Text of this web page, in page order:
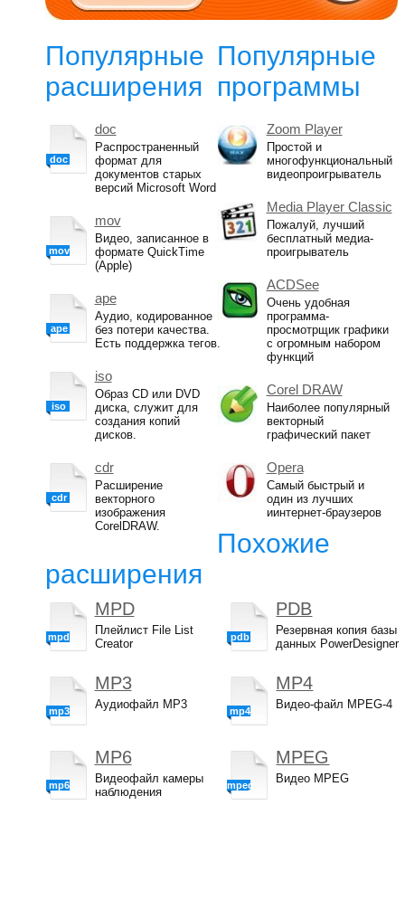
Популярные
расширения
doc
doc
Распространенный
формат для
документов старых
версий Microsoft Word
mov
mov
Видео, записанное в
формате QuickTime
(Apple)
ape
ape
Аудио, кодированное
без потери качества.
Есть поддержка тегов.
iso
iso
Образ CD или DVD
диска, служит для
создания копий
дисков.
cdr
cdr
Расширение
векторного
изображения
CorelDRAW.
Популярные
программы
Zoom Player
Простой и
многофункциональный
видеопроигрыватель
Media Player Classic
Пожалуй, лучший
бесплатный медиа-
проигрыватель
ACDSee
Очень удобная
программа-
просмотрщик графики
с огромным набором
функций
Corel DRAW
Наиболее популярный
векторный
графический пакет
Opera
Самый быстрый и
один из лучших
иинтернет-браузеров
Похожие
расширения
mpd
MPD
Плейлист File List
Creator
mp3
MP3
Аудиофайл MP3
mp6
MP6
Видеофайл камеры
наблюдения
pdb
PDB
Резервная копия базы
данных PowerDesigner
mp4
MP4
Видео-файл MPEG-4
mpeg
MPEG
Видео MPEG